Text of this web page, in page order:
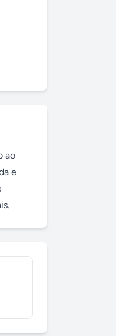
ao
e